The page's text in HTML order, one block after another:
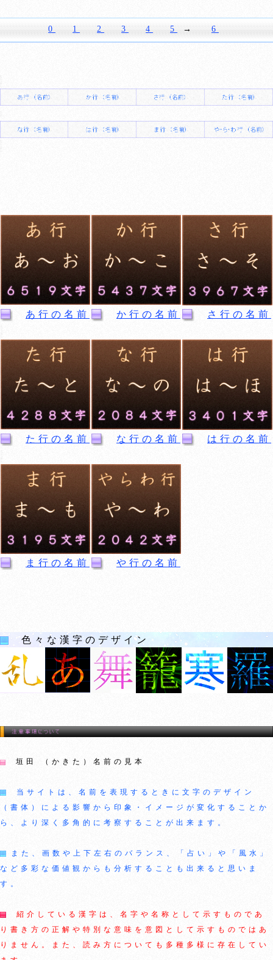
0 1 2 3 4 5 → 6
あ行の名前 か行の名前 さ行の名前
た行の名前 な行の名前 は行の名前
ま行の名前 や行の名前
色々な漢字のデザイン
垣田 （かきた）名前の見本
当サイトは、名前を表現するときに文字のデザイン
（書体）による影響から印象・イメージが変化することか
ら、より深く多角的に考察することが出来ます。
また、画数や上下左右のバランス、「占い」や「風水」
など多彩な価値観からも分析することも出来ると思いま
す。
紹介している漢字は、名字や名称として示すものであ
り書き方の正解や特別な意味を意図として示すものではあ
りません。また、読み方についても多種多様に存在してい